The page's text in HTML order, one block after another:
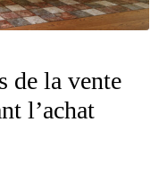
de la vente
l’achat